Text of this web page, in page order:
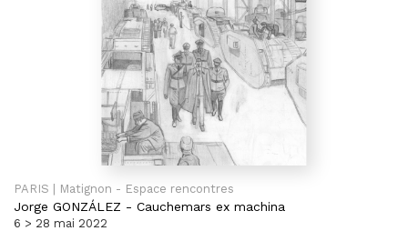
PARIS | Matignon - Espace rencontres
Jorge GONZÁLEZ - Cauchemars ex machina
6 > 28 mai 2022